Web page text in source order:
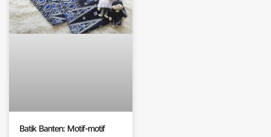
Batik Banten: Motif-motif